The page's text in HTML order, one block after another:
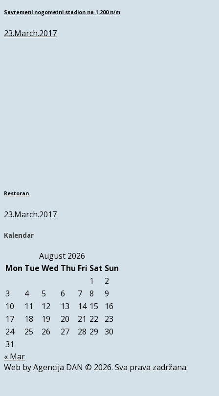
Savremeni nogometni stadion na 1.200 n/m
23.March.2017
Restoran
23.March.2017
Kalendar
August 2026
Mon Tue Wed Thu Fri Sat Sun
1
2
3
4 5 6 7 8
9
10
11 12 13 14 15
16
17
18 19 20 21 22
23
24
25 26 27 28 29
30
31
« Mar
Web by Agencija DAN © 2026. Sva prava zadržana.